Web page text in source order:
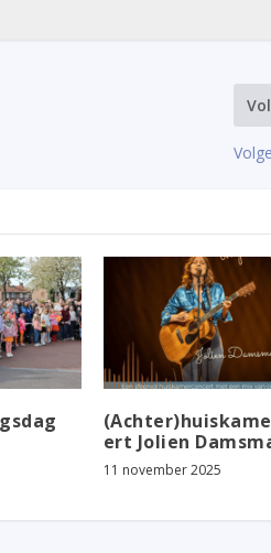
ert Jolien
11 november 2025